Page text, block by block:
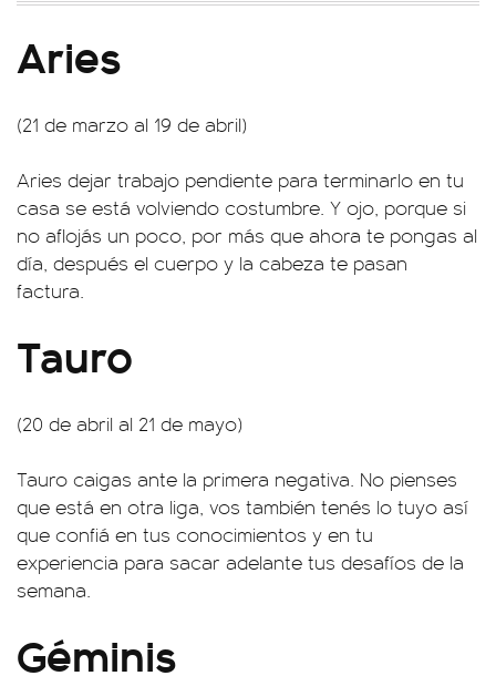
Aries
(21 de marzo al 19 de abril)
Aries dejar trabajo pendiente para terminarlo en tu
casa se está volviendo costumbre. Y ojo, porque si
no aflojás un poco, por más que ahora te pongas al
día, después el cuerpo y la cabeza te pasan
factura.
Tauro
(20 de abril al 21 de mayo)
Tauro caigas ante la primera negativa. No pienses
que está en otra liga, vos también tenés lo tuyo así
que confiá en tus conocimientos y en tu
experiencia para sacar adelante tus desafíos de la
semana.
Géminis